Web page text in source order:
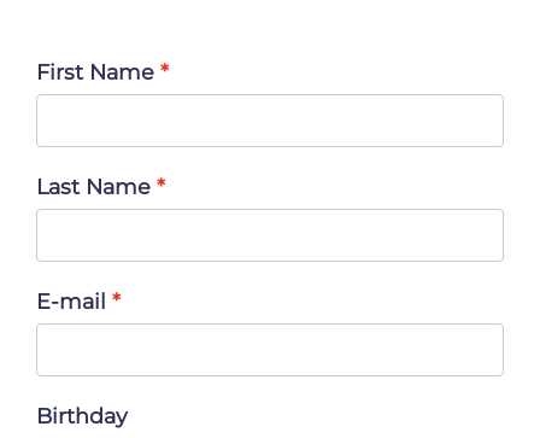
First Name
Last Name
E-mail
Birthday